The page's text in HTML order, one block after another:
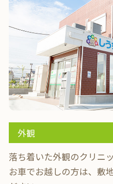
外観
落ち着いた外観のクリニッ
お車でお越しの方は、敷